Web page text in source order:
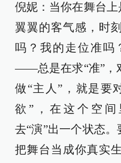
倪妮：当你在舞台
翼翼的客气感，时
吗？我的走位准吗
——总是在求“准”，
做“主人”，就是要
欲”，在这个空
去“演”出一个状态
把舞台当成你真实